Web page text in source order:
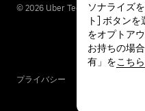
© 2026 Uber Technologies Inc.
プライバシー
ソナライズ
ト] ボタン
をオプトア
お持ちの場
有」をこちら